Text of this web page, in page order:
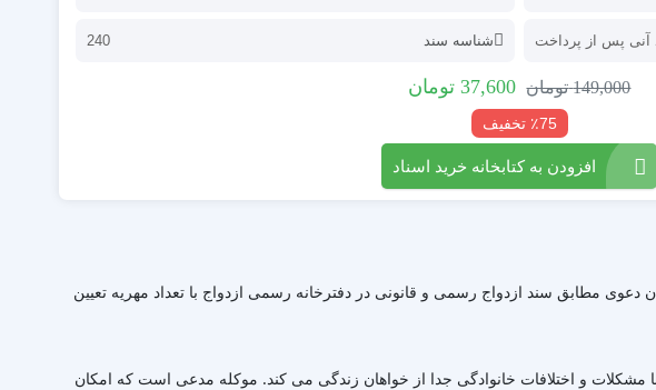
آنی پس از پرداخت شناسه سند 240
149,000 تومان 37,600 تومان
٪75 تخفیف
افزودن به کتابخانه خرید اسناد
مطابق سند ازدواج رسمی و قانونی در دفترخانه رسمی ازدواج با تعداد مهریه تعیین
و اختلافات خانوادگی جدا از خواهان زندگی می کند. موکله مدعی است که امکان